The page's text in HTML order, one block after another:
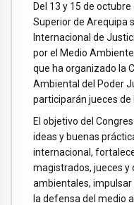
Del 13 y 15 de
Superior de Arequipa
Internacional de
por el Medio
que ha organizado la
Ambiental del Poder
participarán jueces de
El objetivo del
ideas y buenas
internacional,
magistrados, jueces y
ambientales,
la defensa del medio